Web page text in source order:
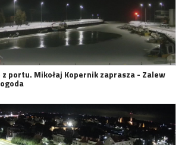
portu. Mikołaj Kopernik zaprasza - Zalew